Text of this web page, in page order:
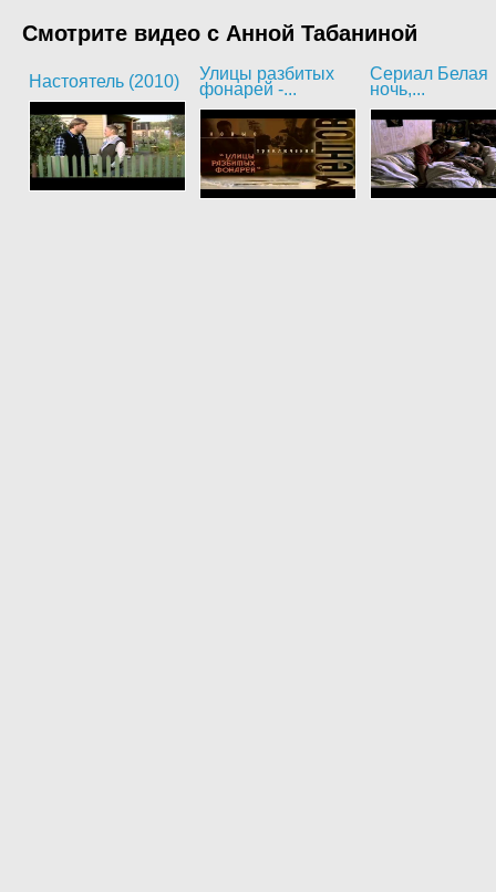
Смотрите видео с Анной Табаниной
Настоятель (2010)
Улицы разбитых
фонарей -...
Сериал Белая
ночь,...